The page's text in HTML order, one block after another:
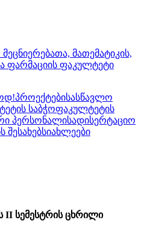
მათემატიკის,
ფარმაციის ფაკულტეტი
პროექტებისასწავლო
საბჭოფაკულტეტის
პერსონალისადისერტაციო
შესახებსიახლეები
II სემესტრის ცხრილი